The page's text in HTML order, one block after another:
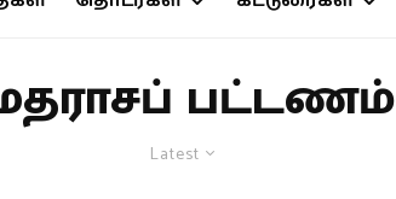
பட்டணம்
Latest